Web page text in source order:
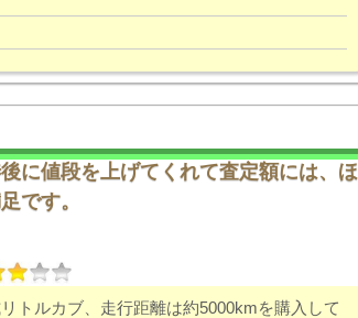
に値段を上げてくれて査定額には、ほ
です。
トルカブ、走行距離は約5000kmを購入して